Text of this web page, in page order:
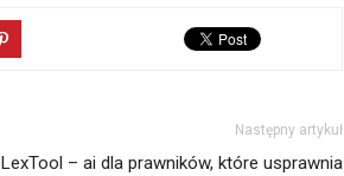
Następny artykuł
LexTool – ai dla prawników, które usprawnia